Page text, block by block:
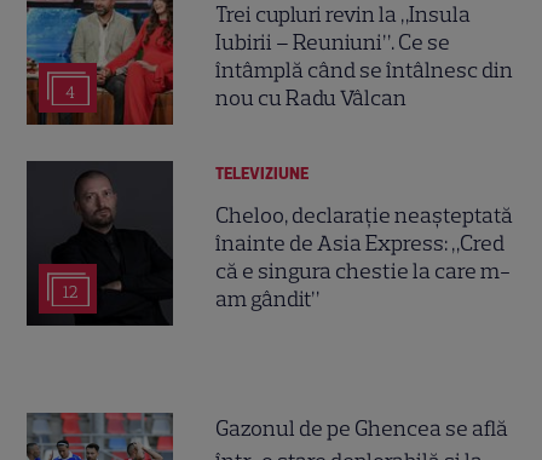
4
Trei cupluri revin la „Insula
Iubirii – Reuniuni”. Ce se
întâmplă când se întâlnesc din
nou cu Radu Vâlcan
12
TELEVIZIUNE
Cheloo, declarație neașteptată
înainte de Asia Express: „Cred
că e singura chestie la care m-
am gândit”
Gazonul de pe Ghencea se află